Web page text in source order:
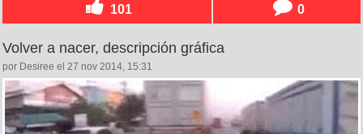
101 0
Volver a nacer, descripción gráfica
por Desiree el 27 nov 2014, 15:31